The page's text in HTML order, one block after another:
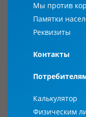
Мы против
Памятки
Реквизиты
Контакты
Калькулятор
Физическим